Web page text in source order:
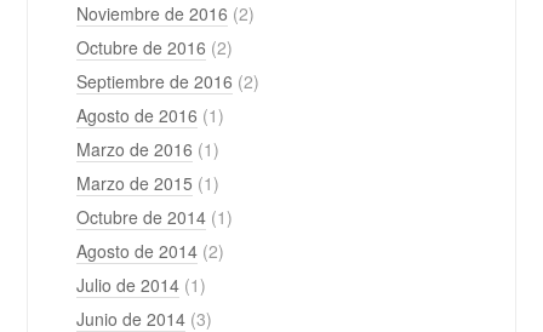
Noviembre de 2016 (2)
Octubre de 2016 (2)
Septiembre de 2016 (2)
Agosto de 2016 (1)
Marzo de 2016 (1)
Marzo de 2015 (1)
Octubre de 2014 (1)
Agosto de 2014 (2)
Julio de 2014 (1)
Junio de 2014 (3)